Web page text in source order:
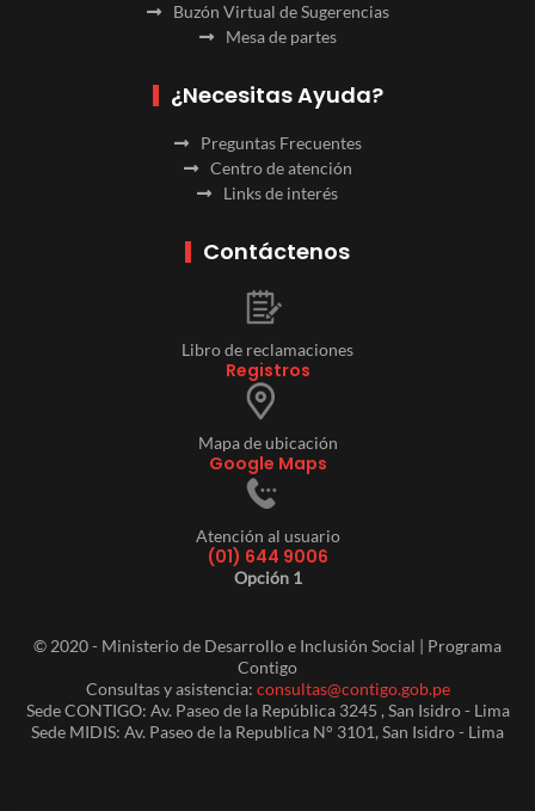
Buzón Virtual de Sugerencias
Mesa de partes
¿Necesitas Ayuda?
Preguntas Frecuentes
Centro de atención
Links de interés
Contáctenos
Libro de reclamaciones
Registros
Mapa de ubicación
Google Maps
Atención al usuario
(01) 644 9006
Opción 1
© 2020 - Ministerio de Desarrollo e Inclusión Social | Programa
Contigo
Consultas y asistencia: consultas@contigo.gob.pe
Sede CONTIGO: Av. Paseo de la República 3245 , San Isidro - Lima
Sede MIDIS: Av. Paseo de la Republica N° 3101, San Isidro - Lima